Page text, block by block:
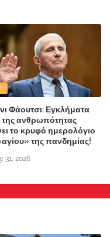
Φάουτσι: Εγκλήματα
της ανθρωπότητας
το κρυφό ημερολόγιο
της πανδημίας!
31, 2026